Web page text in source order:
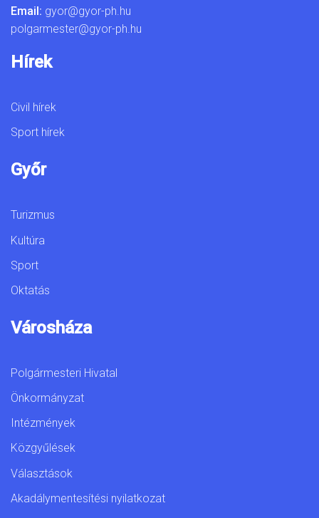
Email: gyor@gyor-ph.hu
polgarmester@gyor-ph.hu
Hírek
Civil hírek
Sport hírek
Győr
Turizmus
Kultúra
Sport
Oktatás
Városháza
Polgármesteri Hivatal
Önkormányzat
Intézmények
Közgyűlések
Választások
Akadálymentesítési nyilatkozat